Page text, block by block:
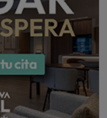
poner en común las
de los
la importancia deltejido
urbana.